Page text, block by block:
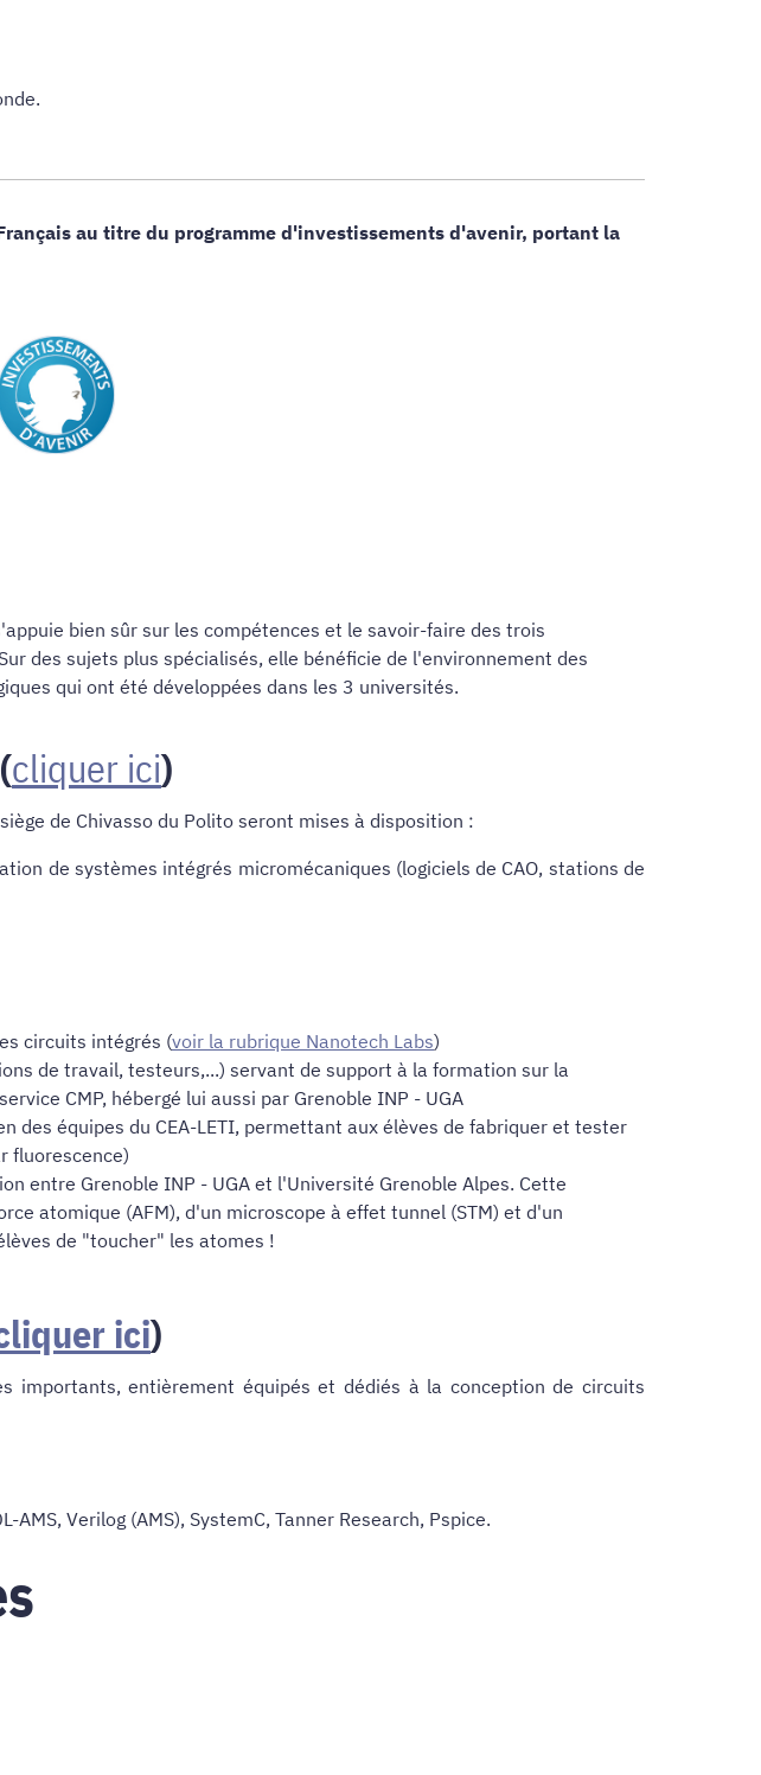
au titre du programme d'investissements d'avenir, portant la
bien sûr sur les compétences et le savoir-faire des trois
des sujets plus spécialisés, elle bénéficie de l'environnement des
qui ont été développées dans les 3 universités.
cliquer ici)
de Chivasso du Polito seront mises à disposition :
de systèmes intégrés micromécaniques (logiciels de CAO, stations de
circuits intégrés (voir la rubrique Nanotech Labs)
de travail, testeurs,...) servant de support à la formation sur la
CMP, hébergé lui aussi par Grenoble INP - UGA
des équipes du CEA-LETI, permettant aux élèves de fabriquer et tester
fluorescence)
entre Grenoble INP - UGA et l'Université Grenoble Alpes. Cette
atomique (AFM), d'un microscope à effet tunnel (STM) et d'un
de "toucher" les atomes !
ici)
importants, entièrement équipés et dédiés à la conception de circuits
Verilog (AMS), SystemC, Tanner Research, Pspice.